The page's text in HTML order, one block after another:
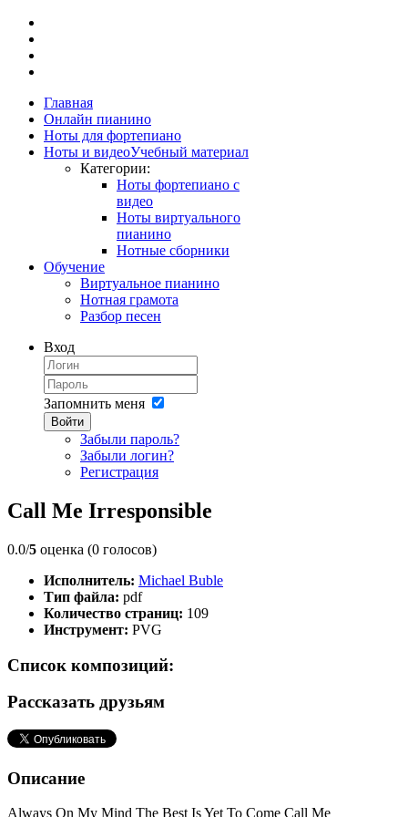
Главная
Онлайн пианино
Ноты для фортепиано
Ноты и видеоУчебный материал
Категории:
Ноты фортепиано с
видео
Ноты виртуального
пианино
Нотные сборники
Обучение
Виртуальное пианино
Нотная грамота
Разбор песен
Вход
Запомнить меня
Войти
Забыли пароль?
Забыли логин?
Регистрация
Call Me Irresponsible
0.0/5 оценка (0 голосов)
Исполнитель: Michael Buble
Тип файла: pdf
Количество страниц: 109
Инструмент: PVG
Список композиций:
Рассказать друзьям
Описание
Always On My Mind The Best Is Yet To Come Call Me